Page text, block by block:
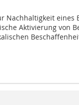
Nachhaltigkeit eines
Aktivierung von
Beschaffenheit